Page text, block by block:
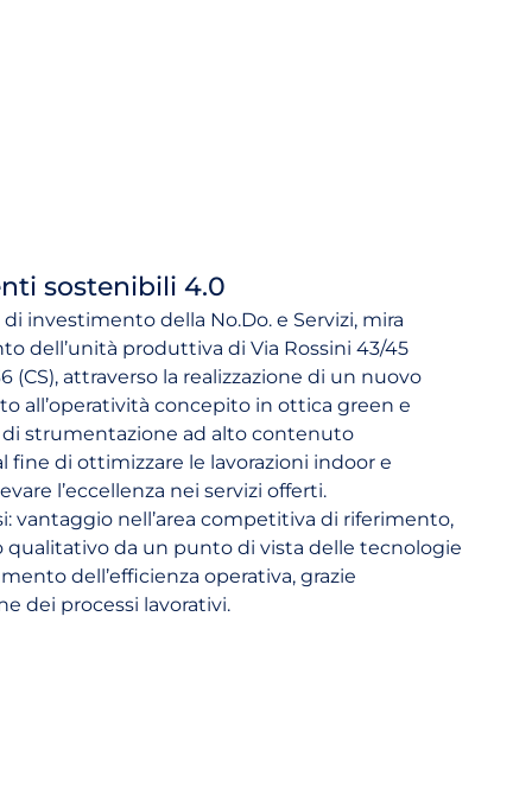
sostenibili 4.0
investimento della No.Do. e Servizi, mira
dell’unità produttiva di Via Rossini 43/45
(CS), attraverso la realizzazione di un nuovo
all’operatività concepito in ottica green e
di strumentazione ad alto contenuto
fine di ottimizzare le lavorazioni indoor e
l’eccellenza nei servizi offerti.
vantaggio nell’area competitiva di riferimento,
qualitativo da un punto di vista delle tecnologie
dell’efficienza operativa, grazie
dei processi lavorativi.